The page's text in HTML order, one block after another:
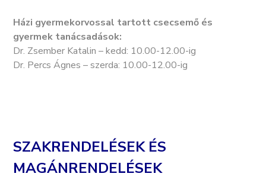
Házi gyermekorvossal tartott csecsemő és
gyermek tanácsadások:
Dr. Zsember Katalin – kedd: 10.00-12.00-ig
Dr. Percs Ágnes – szerda: 10.00-12.00-ig
SZAKRENDELÉSEK ÉS
MAGÁNRENDELÉSEK